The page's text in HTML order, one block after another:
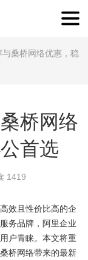
桑桥网络优惠，稳
桥网络
首选
1419
效且性价比高的企
务品牌，阿里企业
户青睐。本文将重
桥网络带来的最新